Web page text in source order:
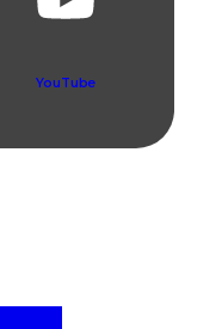
YouTube